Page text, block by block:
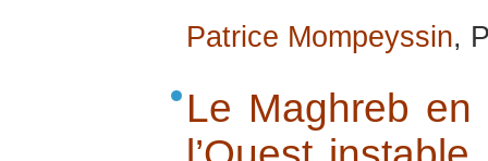
Patrice Mompeyssin,
Le Maghreb en